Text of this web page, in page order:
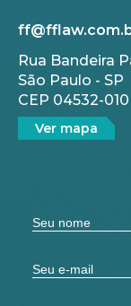
Rua Bandeira
São Paulo - SP
CEP 04532-010
Ver mapa